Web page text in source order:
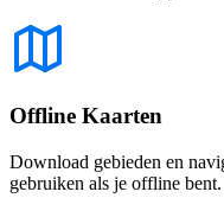
Offline Kaarten
Download gebieden en
gebruiken als je offline bent.